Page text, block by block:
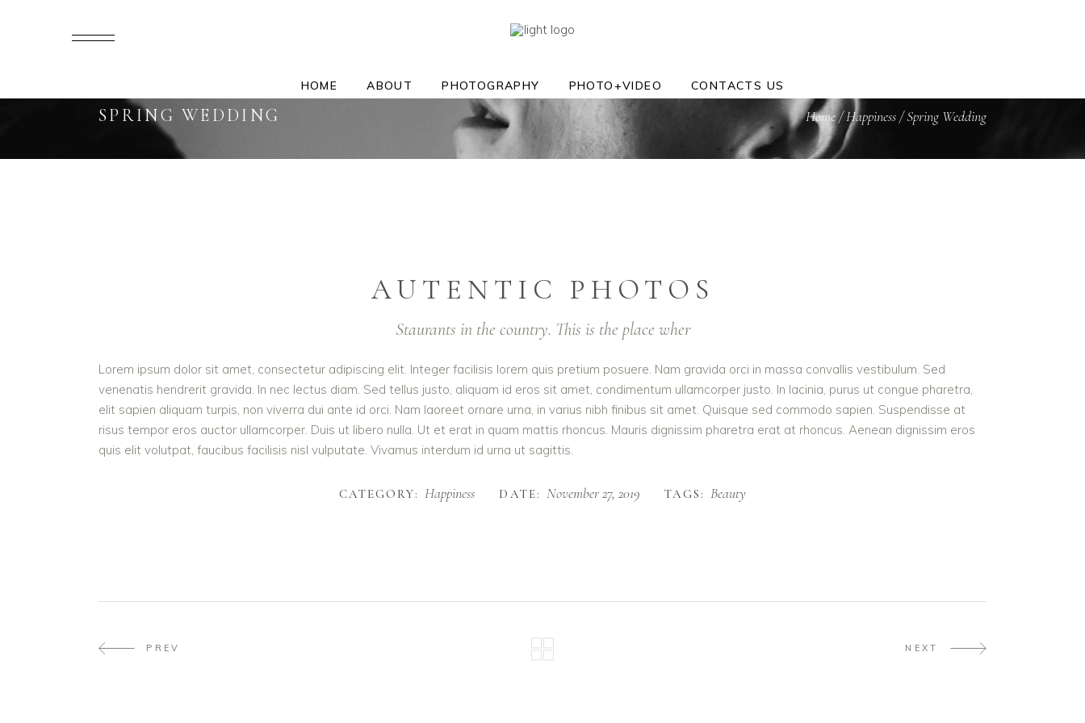
HOME ABOUT PHOTOGRAPHY PHOTO+VIDEO CONTACTS US
SPRING WEDDING Home/Happiness/Spring Wedding
AUTENTIC PHOTOS
Staurants in the country. This is the place wher
Lorem ipsum dolor sit amet, consectetur adipiscing elit. Integer facilisis lorem quis pretium posuere. Nam gravida orci in massa convallis vestibulum. Sed
venenatis hendrerit gravida. In nec lectus diam. Sed tellus justo, aliquam id eros sit amet, condimentum ullamcorper justo. In lacinia, purus ut congue pharetra,
elit sapien aliquam turpis, non viverra dui ante id orci. Nam laoreet ornare urna, in varius nibh finibus sit amet. Quisque sed commodo sapien. Suspendisse at
risus tempor eros auctor ullamcorper. Duis ut libero nulla. Ut et erat in quam mattis rhoncus. Mauris dignissim pharetra erat at rhoncus. Aenean dignissim eros
quis elit volutpat, faucibus facilisis nisl vulputate. Vivamus interdum id urna ut sagittis.
CATEGORY: Happiness DATE: November 27, 2019 TAGS: Beauty
PREV NEXT